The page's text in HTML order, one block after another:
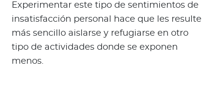
Experimentar este tipo de sentimientos de
insatisfacción personal hace que les resulte
más sencillo aislarse y refugiarse en otro
tipo de actividades donde se exponen
menos.